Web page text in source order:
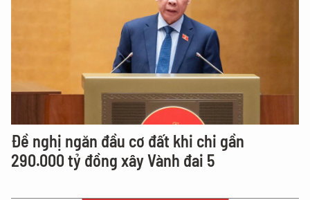
Đề nghị ngăn đầu cơ đất khi chi gần
290.000 tỷ đồng xây Vành đai 5